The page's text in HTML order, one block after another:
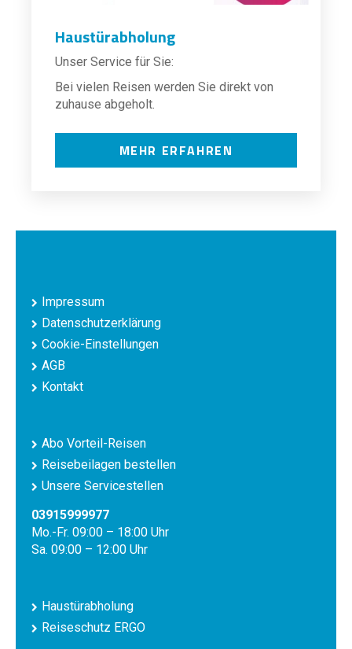
Haustürabholung
Unser Service für Sie:
Bei vielen Reisen werden Sie direkt von
zuhause abgeholt.
MEHR ERFAHREN
Impressum
Datenschutzerklärung
Cookie-Einstellungen
AGB
Kontakt
Abo Vorteil-Reisen
Reisebeilagen bestellen
Unsere Servicestellen
03915999977
Mo.-Fr. 09:00 – 18:00 Uhr
Sa. 09:00 – 12:00 Uhr
Haustürabholung
Reiseschutz ERGO